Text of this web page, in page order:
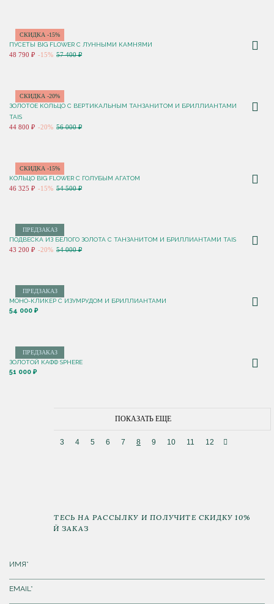
СКИДКА -15%
ПУСЕТЫ BIG FLOWER С ЛУННЫМИ КАМНЯМИ
48 790 ₽ -15% 57 400 ₽
СКИДКА -20%
ЗОЛОТОЕ КОЛЬЦО С ВЕРТИКАЛЬНЫМ ТАНЗАНИТОМ И БРИЛЛИАНТАМИ
TAIS
44 800 ₽ -20% 56 000 ₽
СКИДКА -15%
КОЛЬЦО BIG FLOWER C ГОЛУБЫМ АГАТОМ
46 325 ₽ -15% 54 500 ₽
ПРЕДЗАКАЗ
ПОДВЕСКА ИЗ БЕЛОГО ЗОЛОТА С ТАНЗАНИТОМ И БРИЛЛИАНТАМИ TAIS
43 200 ₽ -20% 54 000 ₽
ПРЕДЗАКАЗ
МОНО-КЛИКЕР С ИЗУМРУДОМ И БРИЛЛИАНТАМИ
54 000 ₽
ПРЕДЗАКАЗ
ЗОЛОТОЙ КАФФ SPHERE
51 000 ₽
ПОКАЗАТЬ ЕЩЕ
3 4 5 6 7 8 9 10 11 12
ПОДПИШИТЕСЬ НА РАССЫЛКУ И ПОЛУЧИТЕ СКИДКУ 10%
НА ПЕРВЫЙ ЗАКАЗ